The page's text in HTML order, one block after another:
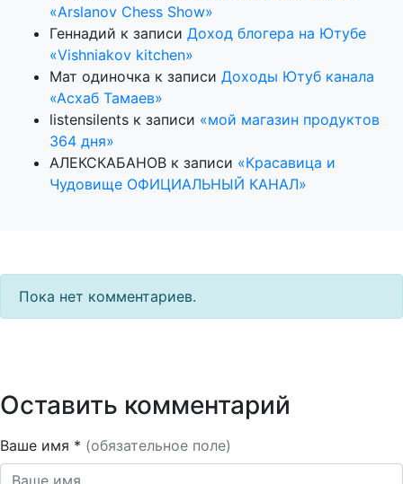
«Arslanov Chess Show»
Геннадий к записи Доход блогера на Ютубе
«Vishniakov kitchen»
Мат одиночка к записи Доходы Ютуб канала
«Асхаб Тамаев»
listensilents к записи «мой магазин продуктов
364 дня»
АЛЕКСКАБАНОВ к записи «Красавица и
Чудовище ОФИЦИАЛЬНЫЙ КАНАЛ»
Пока нет комментариев.
Оставить комментарий
Ваше имя * (обязательное поле)